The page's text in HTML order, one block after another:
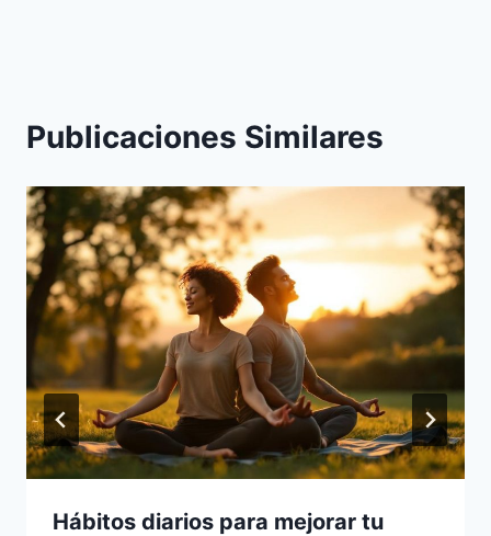
Publicaciones Similares
Hábitos diarios para mejorar tu